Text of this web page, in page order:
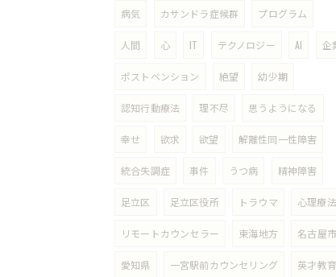
病気 カサンドラ症候群 プログラム
人間 心 IT テクノロジー AI 企
ポストベンション 絶望 幼少期
認知行動療法 理不尽 思うようになる
幸せ 欲求 欲望 解離性同一性障害
統合失調症 事件 うつ病 精神障害
足立区 足立区役所 トラウマ 心理療法
リモートカウンセラー 東海地方 名古屋市
愛知県 一宮駅前カウンセリング 英才教育